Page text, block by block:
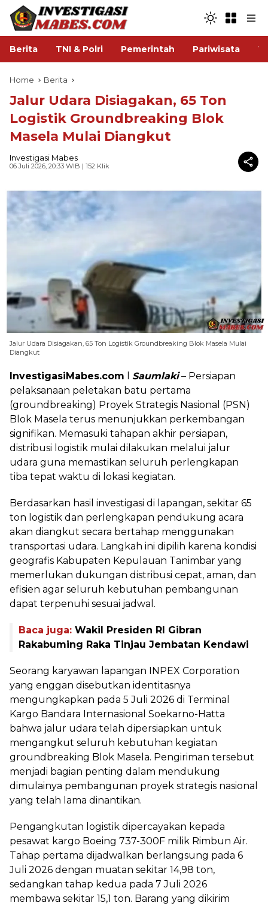
Berita TNI & Polri Pemerintah Pariwisata
Home Berita
Jalur Udara Disiagakan, 65 Ton
Logistik Groundbreaking Blok
Masela Mulai Diangkut
Investigasi Mabes
06 Juli 2026, 20:33 WIB | 152 Klik
Jalur Udara Disiagakan, 65 Ton Logistik Groundbreaking Blok Masela Mulai
Diangkut
InvestigasiMabes.com Saumlaki– Persiapan
pelaksanaan peletakan batu pertama
(groundbreaking) Proyek Strategis Nasional (PSN)
Blok Masela terus menunjukkan perkembangan
signifikan. Memasuki tahapan akhir persiapan,
distribusi logistik mulai dilakukan melalui jalur
udara guna memastikan seluruh perlengkapan
tiba tepat waktu di lokasi kegiatan.
Berdasarkan hasil investigasi di lapangan, sekitar 65
ton logistik dan perlengkapan pendukung acara
akan diangkut secara bertahap menggunakan
transportasi udara. Langkah ini dipilih karena kondisi
geografis Kabupaten Kepulauan Tanimbar yang
memerlukan dukungan distribusi cepat, aman, dan
efisien agar seluruh kebutuhan pembangunan
dapat terpenuhi sesuai jadwal.
Baca juga: Wakil Presiden RI Gibran
Rakabuming Raka Tinjau Jembatan Kendawi
Seorang karyawan lapangan INPEX Corporation
yang enggan disebutkan identitasnya
mengungkapkan pada 5 Juli 2026 di Terminal
Kargo Bandara Internasional Soekarno-Hatta
bahwa jalur udara telah dipersiapkan untuk
mengangkut seluruh kebutuhan kegiatan
groundbreaking Blok Masela. Pengiriman tersebut
menjadi bagian penting dalam mendukung
dimulainya pembangunan proyek strategis nasional
yang telah lama dinantikan.
Pengangkutan logistik dipercayakan kepada
pesawat kargo Boeing 737-300F milik Rimbun Air.
Tahap pertama dijadwalkan berlangsung pada 6
Juli 2026 dengan muatan sekitar 14,98 ton,
sedangkan tahap kedua pada 7 Juli 2026
membawa sekitar 15,1 ton. Barang yang dikirim